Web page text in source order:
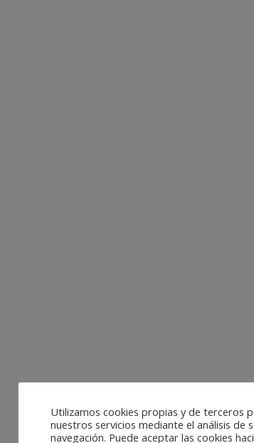
Utilizamos cookies propias y de terceros
nuestros servicios mediante el análisis de
navegación. Puede aceptar las cookies